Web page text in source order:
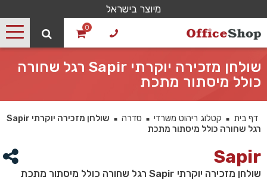
מיוצר בישראל
0
שולחן מזכירה יוקרתי Sapir רגל שחורה
כולל מיסתור מתכת
דף בית ■ קטלוג ריהוט משרדי ■ סדרה ■
שולחן מזכירה יוקרתי Sapir
רגל שחורה כולל מיסתור מתכת
Sapir
שולחן מזכירה יוקרתי Sapir רגל שחורה כולל מיסתור מתכת